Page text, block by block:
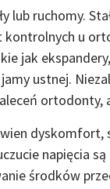
lub ruchomy.
kontrolnych u
jak
ustnej.
ortodonty,
dyskomfort,
napięcia
środków